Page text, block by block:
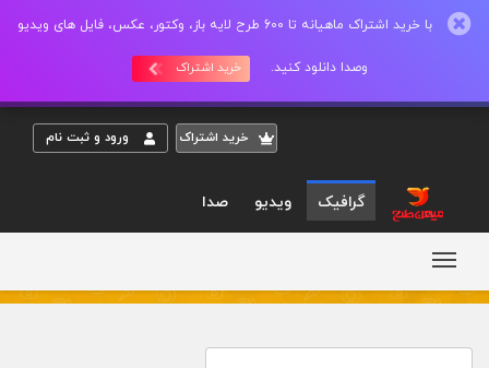
با خرید اشتراک ماهیانه تا 600 طرح لایه باز، وکتور، عکس، فایل های ویدیو
وصدا دانلود کنید. خرید اشتراک
خريد اشتراک ورود و ثبت نام
گرافیک ویدیو صدا